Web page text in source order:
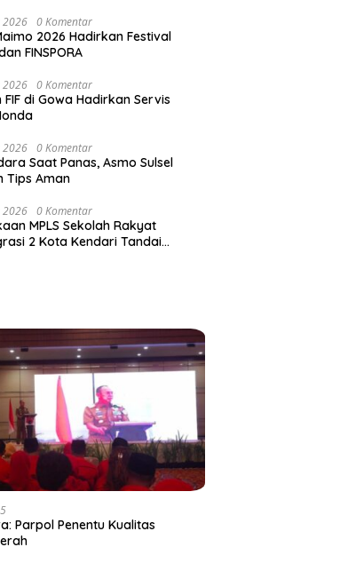
2026 0 Komentar
2026 Hadirkan Festival
FINSPORA
2026 0 Komentar
di Gowa Hadirkan Servis
2026 0 Komentar
Saat Panas, Asmo Sulsel
Tips Aman
2026 0 Komentar
MPLS Sekolah Rakyat
2 Kota Kendari Tandai
Parpol Penentu Kualitas